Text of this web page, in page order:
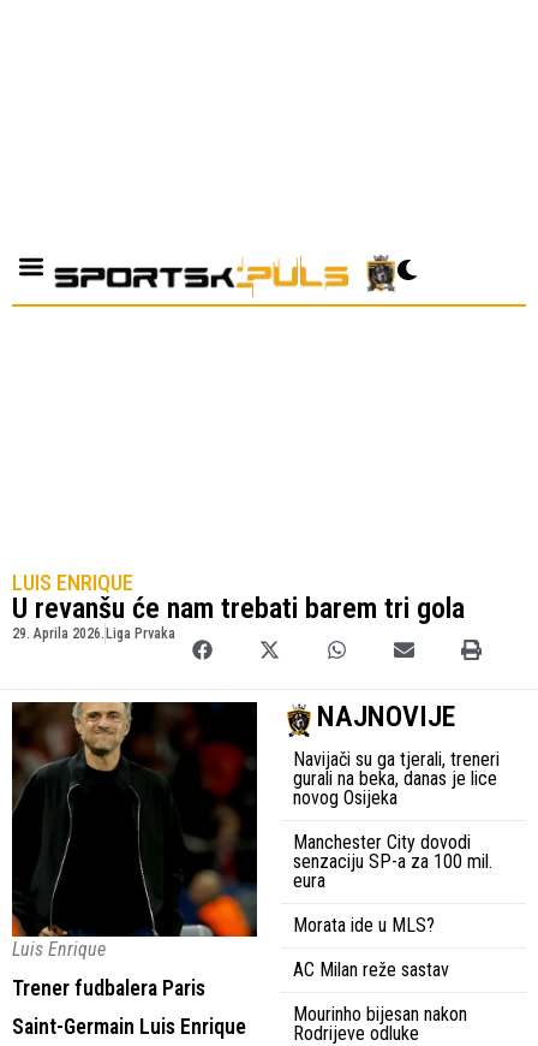
LUIS ENRIQUE
U revanšu će nam trebati barem tri gola
29. Aprila 2026. Liga Prvaka
Luis Enrique
Trener fudbalera Paris
Saint-Germain Luis Enrique
NAJNOVIJE
Navijači su ga tjerali, treneri
gurali na beka, danas je lice
novog Osijeka
Manchester City dovodi
senzaciju SP-a za 100 mil.
eura
Morata ide u MLS?
AC Milan reže sastav
Mourinho bijesan nakon
Rodrijeve odluke